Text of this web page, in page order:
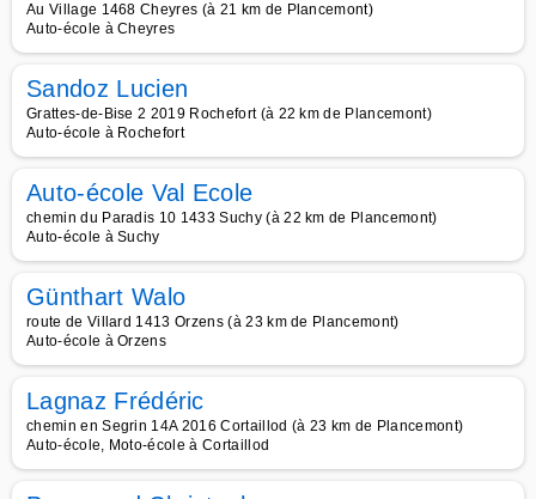
Au Village 1468 Cheyres (à 21 km de Plancemont)
Auto-école à Cheyres
Sandoz Lucien
Grattes-de-Bise 2 2019 Rochefort (à 22 km de Plancemont)
Auto-école à Rochefort
Auto-école Val Ecole
chemin du Paradis 10 1433 Suchy (à 22 km de Plancemont)
Auto-école à Suchy
Günthart Walo
route de Villard 1413 Orzens (à 23 km de Plancemont)
Auto-école à Orzens
Lagnaz Frédéric
chemin en Segrin 14A 2016 Cortaillod (à 23 km de Plancemont)
Auto-école, Moto-école à Cortaillod